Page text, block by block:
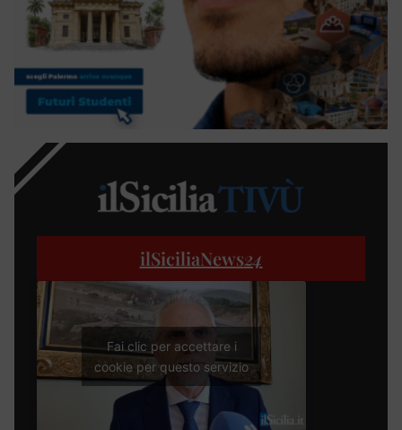
ilSiciliaNews24
Fai clic per accettare i
cookie per questo servizio